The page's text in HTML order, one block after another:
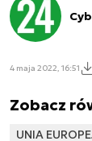
4 maja 2022, 16:51
Zobacz
UNIA